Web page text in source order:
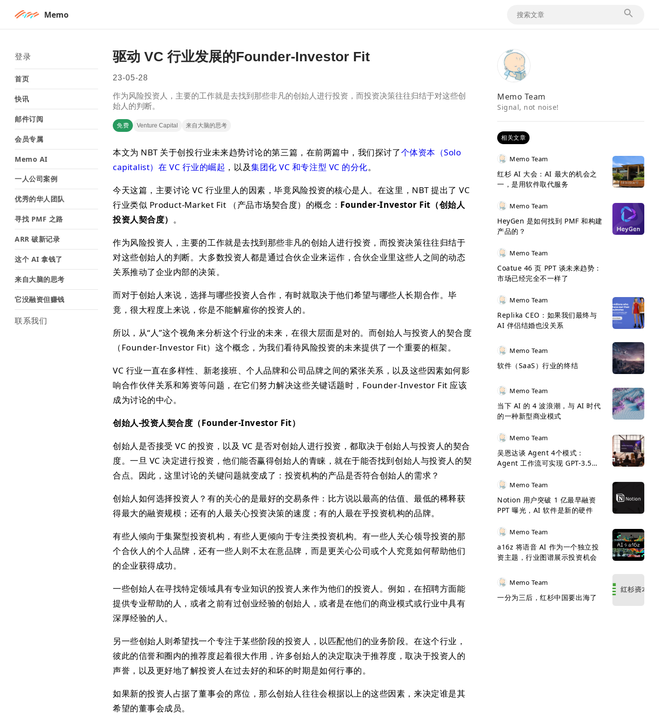
Memo
登录
首页
快讯
邮件订阅
会员专属
Memo AI
一人公司案例
优秀的华人团队
寻找 PMF 之路
ARR 破新记录
这个 AI 拿钱了
来自大脑的思考
它没融资但赚钱
联系我们
驱动 VC 行业发展的Founder-Investor Fit
23-05-28
作为风险投资人，主要的工作就是去找到那些非凡的创始人进行投资，而投资决策往往归结于对这些创
始人的判断。
免费 Venture Capital 来自大脑的思考
本文为 NBT 关于创投行业未来趋势讨论的第三篇，在前两篇中，我们探讨了个体资本（Solo
capitalist）在 VC 行业的崛起 ，以及集团化 VC 和专注型 VC 的分化。
今天这篇，主要讨论 VC 行业里人的因素，毕竟风险投资的核心是人。在这里，NBT 提出了 VC
行业类似 Product-Market Fit （产品市场契合度）的概念： Founder-Investor Fit（创始人
投资人契合度） 。
作为风险投资人，主要的工作就是去找到那些非凡的创始人进行投资，而投资决策往往归结于
对这些创始人的判断。大多数投资人都是通过合伙企业来运作，合伙企业里这些人之间的动态
关系推动了企业内部的决策。
而对于创始人来说，选择与哪些投资人合作，有时就取决于他们希望与哪些人长期合作。毕
竟，很大程度上来说，你是不能解雇你的投资人的。
所以，从“人”这个视角来分析这个行业的未来，在很大层面是对的。而创始人与投资人的契合度
（Founder-Investor Fit）这个概念，为我们看待风险投资的未来提供了一个重要的框架。
VC 行业一直在多样性、新老接班、个人品牌和公司品牌之间的紧张关系，以及这些因素如何影
响合作伙伴关系和筹资等问题，在它们努力解决这些关键话题时，Founder-Investor Fit 应该
成为讨论的中心。
创始人-投资人契合度（Founder-Investor Fit）
创始人是否接受 VC 的投资，以及 VC 是否对创始人进行投资，都取决于创始人与投资人的契合
度。一旦 VC 决定进行投资，他们能否赢得创始人的青睐，就在于能否找到创始人与投资人的契
合点。因此，这里讨论的关键问题就变成了：投资机构的产品是否符合创始人的需求？
创始人如何选择投资人？有的关心的是最好的交易条件：比方说以最高的估值、最低的稀释获
得最大的融资规模；还有的人最关心投资决策的速度；有的人最在乎投资机构的品牌。
有些人倾向于集聚型投资机构，有些人更倾向于专注类投资机构。有一些人关心领导投资的那
个合伙人的个人品牌，还有一些人则不太在意品牌，而是更关心公司或个人究竟如何帮助他们
的企业获得成功。
一些创始人在寻找特定领域具有专业知识的投资人来作为他们的投资人。例如，在招聘方面能
提供专业帮助的人，或者之前有过创业经验的创始人，或者是在他们的商业模式或行业中具有
深厚经验的人。
另一些创始人则希望找一个专注于某些阶段的投资人，以匹配他们的业务阶段。在这个行业，
彼此的信誉和圈内的推荐度起着很大作用，许多创始人的决定取决于推荐度，取决于投资人的
声誉，以及更好地了解投资人在过去好的和坏的时期是如何行事的。
如果新的投资人占据了董事会的席位，那么创始人往往会根据以上的这些因素，来决定谁是其
希望的董事会成员。
Memo Team
Signal, not noise!
相关文章
Memo Team
红杉 AI 大会：AI 最大的机会之
一，是用软件取代服务
Memo Team
HeyGen 是如何找到 PMF 和构建
产品的？
Memo Team
Coatue 46 页 PPT 谈未来趋势：
市场已经完全不一样了
Memo Team
Replika CEO：如果我们最终与
AI 伴侣结婚也没关系
Memo Team
软件（SaaS）行业的终结
Memo Team
当下 AI 的 4 波浪潮，与 AI 时代
的一种新型商业模式
Memo Team
吴恩达谈 Agent 4个模式：
Agent 工作流可实现 GPT-3.5
Memo Team
Notion 用户突破 1 亿最早融资
PPT 曝光，AI 软件是新的硬件
Memo Team
a16z 将语音 AI 作为一个独立投
资主题，行业图谱展示投资机会
Memo Team
一分为三后，红杉中国要出海了